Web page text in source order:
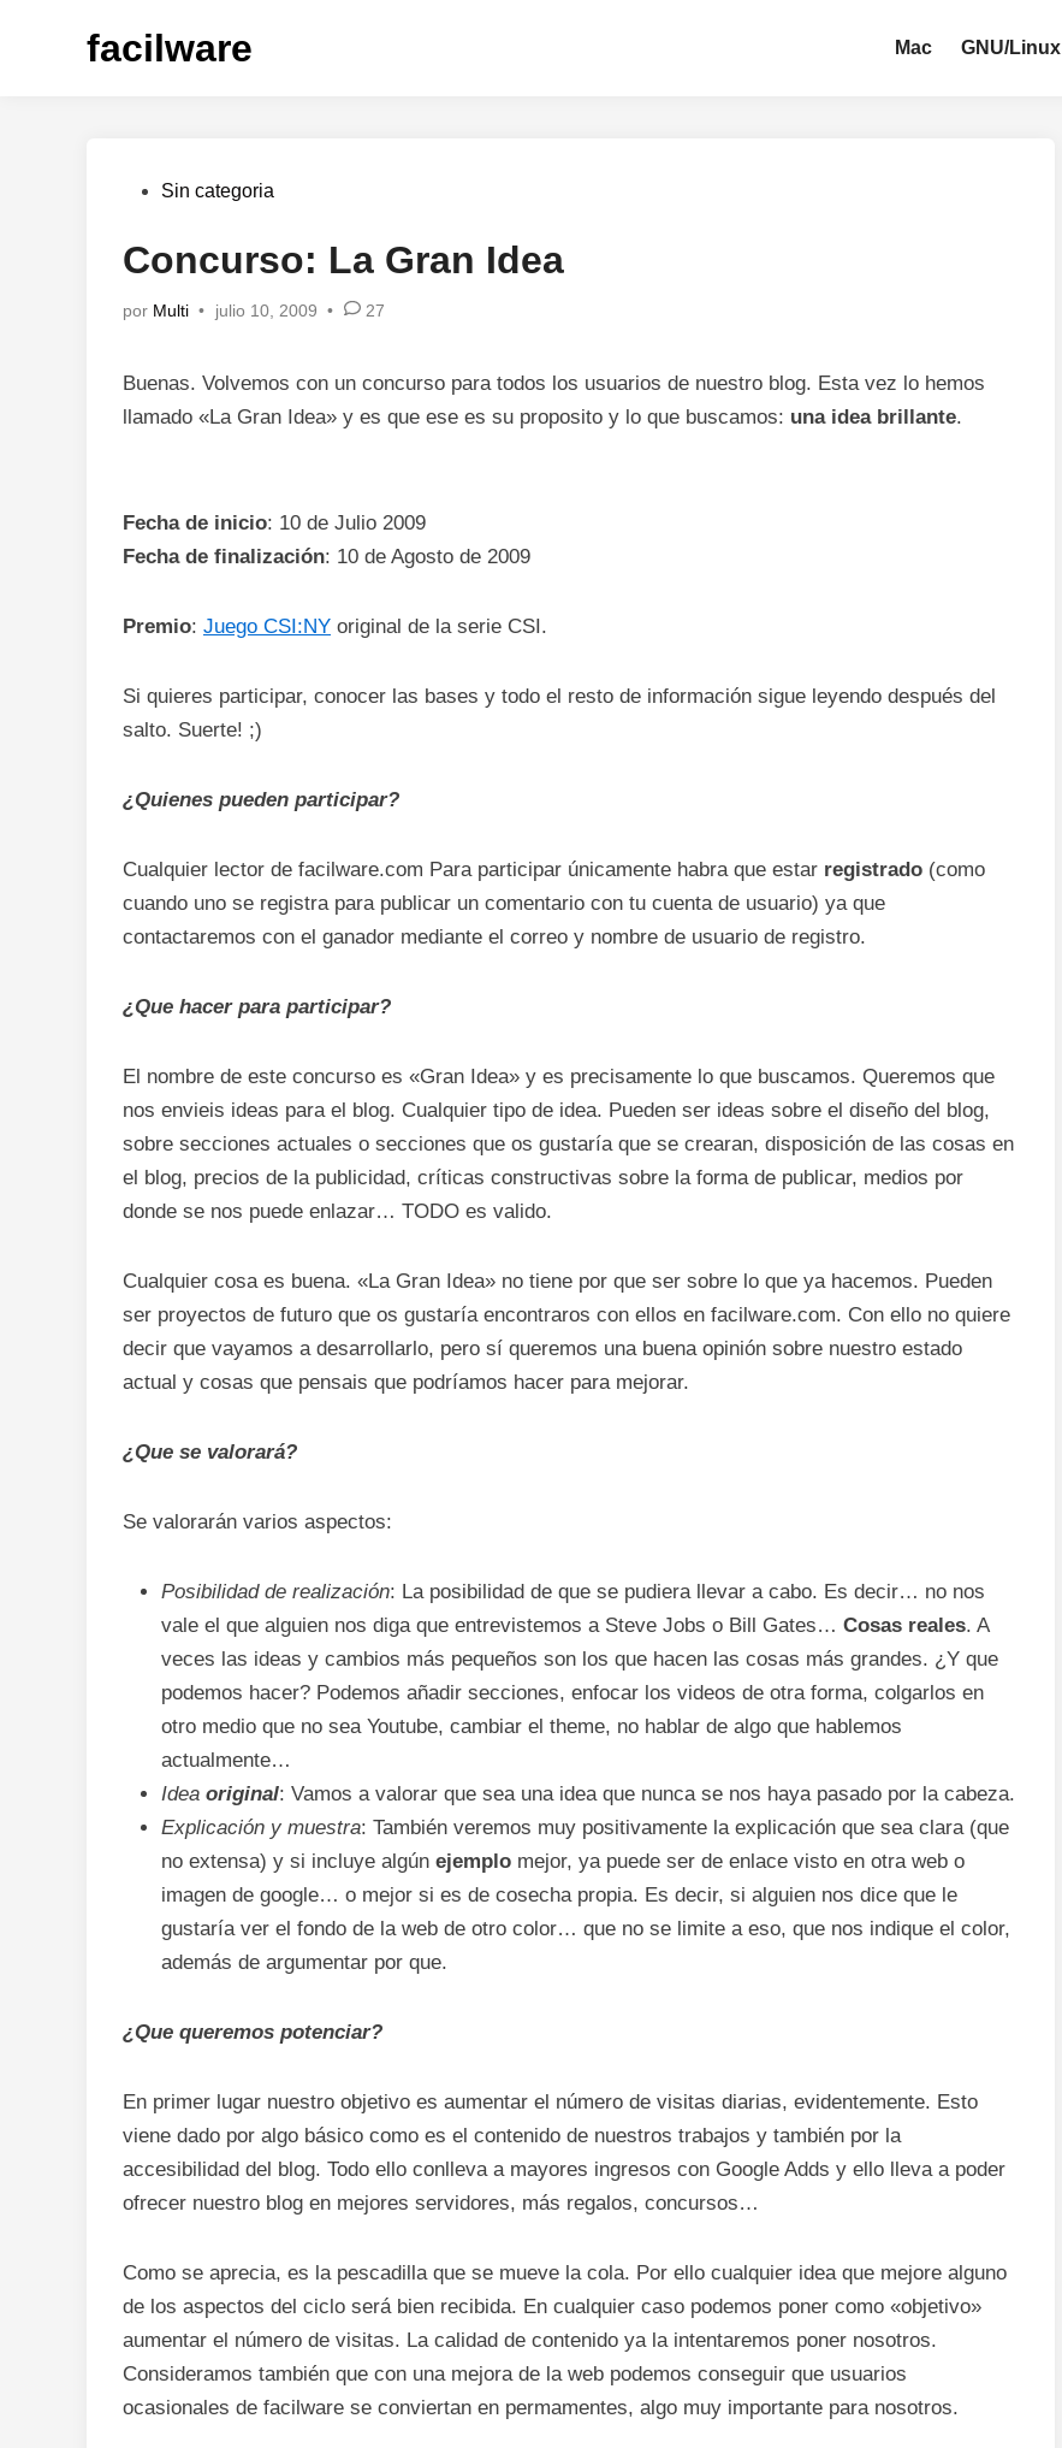
facilware Mac GNU/Linux
Publicado
Sin categoria
Concurso: La Gran Idea
por Multi • julio 10, 2009 • 27
Buenas. Volvemos con un concurso para todos los usuarios de nuestro blog. Esta vez lo hemos
llamado «La Gran Idea» y es que ese es su proposito y lo que buscamos: una idea brillante.
Fecha de inicio: 10 de Julio 2009
Fecha de finalización: 10 de Agosto de 2009
Premio: Juego CSI:NY original de la serie CSI.
Si quieres participar, conocer las bases y todo el resto de información sigue leyendo después del
salto. Suerte! ;)
¿Quienes pueden participar?
Cualquier lector de facilware.com Para participar únicamente habra que estar registrado (como
cuando uno se registra para publicar un comentario con tu cuenta de usuario) ya que
contactaremos con el ganador mediante el correo y nombre de usuario de registro.
¿Que hacer para participar?
El nombre de este concurso es «Gran Idea» y es precisamente lo que buscamos. Queremos que
nos envieis ideas para el blog. Cualquier tipo de idea. Pueden ser ideas sobre el diseño del blog,
sobre secciones actuales o secciones que os gustaría que se crearan, disposición de las cosas en
el blog, precios de la publicidad, críticas constructivas sobre la forma de publicar, medios por
donde se nos puede enlazar… TODO es valido.
Cualquier cosa es buena. «La Gran Idea» no tiene por que ser sobre lo que ya hacemos. Pueden
ser proyectos de futuro que os gustaría encontraros con ellos en facilware.com. Con ello no quiere
decir que vayamos a desarrollarlo, pero sí queremos una buena opinión sobre nuestro estado
actual y cosas que pensais que podríamos hacer para mejorar.
¿Que se valorará?
Se valorarán varios aspectos:
Posibilidad de realización: La posibilidad de que se pudiera llevar a cabo. Es decir… no nos
vale el que alguien nos diga que entrevistemos a Steve Jobs o Bill Gates… Cosas reales. A
veces las ideas y cambios más pequeños son los que hacen las cosas más grandes. ¿Y que
podemos hacer? Podemos añadir secciones, enfocar los videos de otra forma, colgarlos en
otro medio que no sea Youtube, cambiar el theme, no hablar de algo que hablemos
actualmente…
Idea original: Vamos a valorar que sea una idea que nunca se nos haya pasado por la cabeza.
Explicación y muestra: También veremos muy positivamente la explicación que sea clara (que
no extensa) y si incluye algún ejemplo mejor, ya puede ser de enlace visto en otra web o
imagen de google… o mejor si es de cosecha propia. Es decir, si alguien nos dice que le
gustaría ver el fondo de la web de otro color… que no se limite a eso, que nos indique el color,
además de argumentar por que.
¿Que queremos potenciar?
En primer lugar nuestro objetivo es aumentar el número de visitas diarias, evidentemente. Esto
viene dado por algo básico como es el contenido de nuestros trabajos y también por la
accesibilidad del blog. Todo ello conlleva a mayores ingresos con Google Adds y ello lleva a poder
ofrecer nuestro blog en mejores servidores, más regalos, concursos…
Como se aprecia, es la pescadilla que se mueve la cola. Por ello cualquier idea que mejore alguno
de los aspectos del ciclo será bien recibida. En cualquier caso podemos poner como «objetivo»
aumentar el número de visitas. La calidad de contenido ya la intentaremos poner nosotros.
Consideramos también que con una mejora de la web podemos conseguir que usuarios
ocasionales de facilware se conviertan en permamentes, algo muy importante para nosotros.